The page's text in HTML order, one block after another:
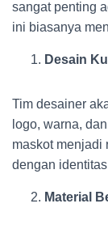
sangat penting
ini biasanya
Desain
Tim desainer
logo, warna,
maskot menjadi
dengan
Material